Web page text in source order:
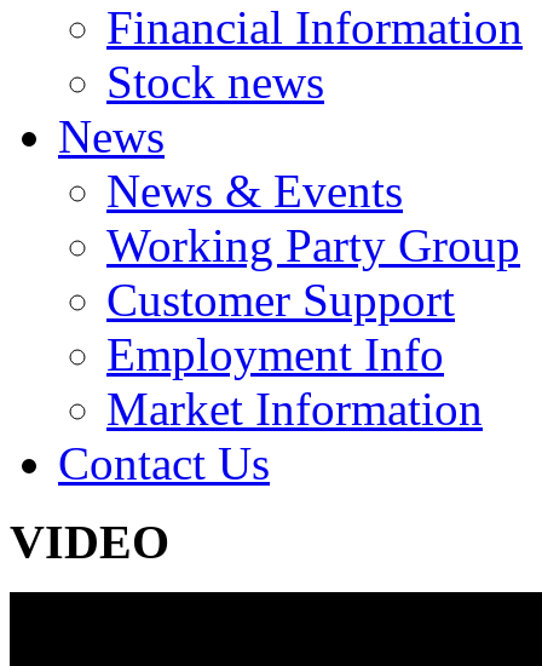
Financial Information
Stock news
News
News & Events
Working Party Group
Customer Support
Employment Info
Market Information
Contact Us
VIDEO